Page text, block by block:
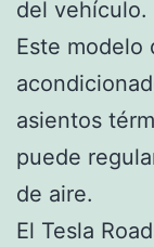
del vehículo.
Este modelo
asientos
puede
de aire.
El Tesla